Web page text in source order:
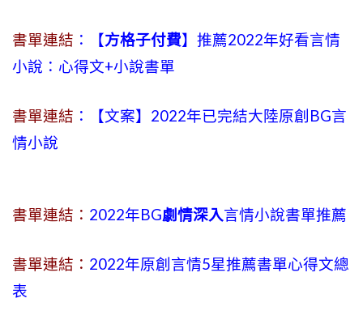
書單連結 ：【方格子付費】推薦2022年好看言情
小說：心得文+小說書單
書單連結 ：【文案】2022年已完結大陸原創BG言
情小說
書單連結： 2022年BG劇情深入言情小說書單推薦
書單連結： 2022年原創言情5星推薦書單心得文總
表